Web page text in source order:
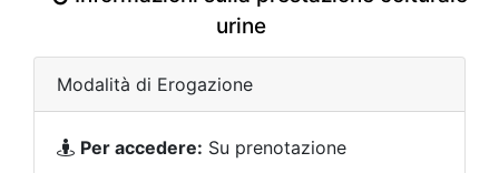
urine
Modalità di Erogazione
Per accedere: Su prenotazione